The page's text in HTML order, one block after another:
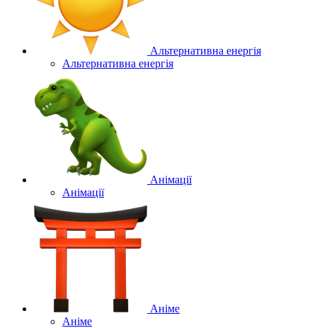
Альтернативна енергія
Альтернативна енергія
Анімації
Анімації
Аніме
Аніме